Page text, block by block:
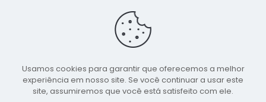
Centro, São Bento do Una - PE. CEP: 553370-128
TELEFONE: (81) 99548-1569
E-MAIL: ouvidoria@saobentodouna.pe.gov.br
Copyright 2021-2026 - Assessoria de Comunicação da
Prefeitura de São Bento do Una - PE
Usamos cookies para garantir que oferecemos a melhor
experiência em nosso site. Se você continuar a usar este
site, assumiremos que você está satisfeito com ele.